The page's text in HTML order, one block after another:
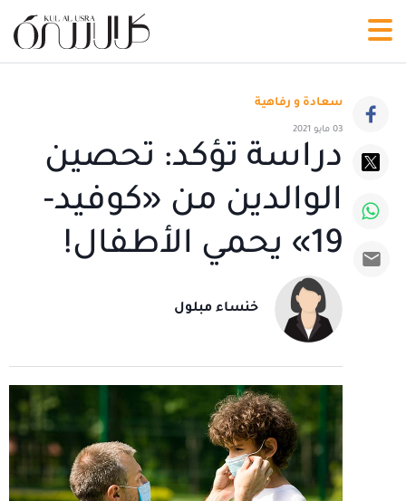
سعادة و رفاهية
03 مايو 2021
دراسة تؤكد: تحصين
الوالدين من «كوفيد-
19» يحمي الأطفال!
خنساء مبلول